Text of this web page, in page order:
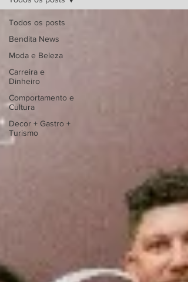
Todos os posts
Bendita News
Moda e Beleza
Carreira e
Dinheiro
Comportamento e
Cultura
Decor + Gastro +
Turismo